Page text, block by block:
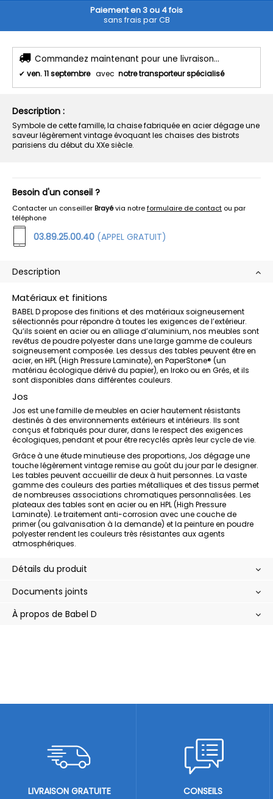
Paiement en 3 ou 4 fois
sans frais par CB
Commandez maintenant pour une livraison...
✔ ven. 11 septembre avec notre transporteur spécialisé
Description :
Symbole de cette famille, la chaise fabriquée en acier dégage une
saveur légèrement vintage évoquant les chaises des bistrots
parisiens du début du XXe siècle.
Besoin d'un conseil ?
Contacter un conseillerBrayévia notreformulaire de contact ou par
téléphone
03.89.25.00.40 (APPEL GRATUIT)
Description
Matériaux et finitions
BABEL D propose des finitions et des matériaux soigneusement
sélectionnés pour répondre à toutes les exigences de l’extérieur.
Qu’ils soient en acier ou en alliage d’aluminium, nos meubles sont
revêtus de poudre polyester dans une large gamme de couleurs
soigneusement composée. Les dessus des tables peuvent être en
acier, en HPL (High Pressure Laminate), en PaperStone® (un
matériau écologique dérivé du papier), en Iroko ou en Grés, et ils
sont disponibles dans différentes couleurs.
Jos
Jos est une famille de meubles en acier hautement résistants
destinés à des environnements extérieurs et intérieurs. Ils sont
conçus et fabriqués pour durer, dans le respect des exigences
écologiques, pendant et pour être recyclés après leur cycle de vie.
Grâce à une étude minutieuse des proportions, Jos dégage une
touche légèrement vintage remise au goût du jour par le designer.
Les tables peuvent accueillir de deux à huit personnes. La vaste
gamme des couleurs des parties métalliques et des tissus permet
de nombreuses associations chromatiques personnalisées. Les
plateaux des tables sont en acier ou en HPL (High Pressure
Laminate). Le traitement anti-corrosion avec une couche de
primer (ou galvanisation à la demande) et la peinture en poudre
polyester rendent les couleurs très résistantes aux agents
atmosphériques.
Détails du produit
Documents joints
À propos de Babel D
LIVRAISON GRATUITE
CONSEILS